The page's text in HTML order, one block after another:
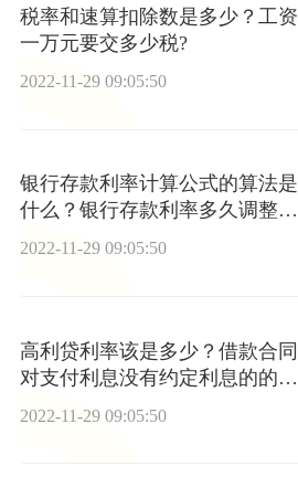
税率和速算扣除数是多少？工资
一万元要交多少税?
2022-11-29 09:05:50
银行存款利率计算公式的算法是
什么？银行存款利率多久调整一
次？
2022-11-29 09:05:50
高利贷利率该是多少？借款合同
对支付利息没有约定利息的的怎
2022-11-29 09:05:50